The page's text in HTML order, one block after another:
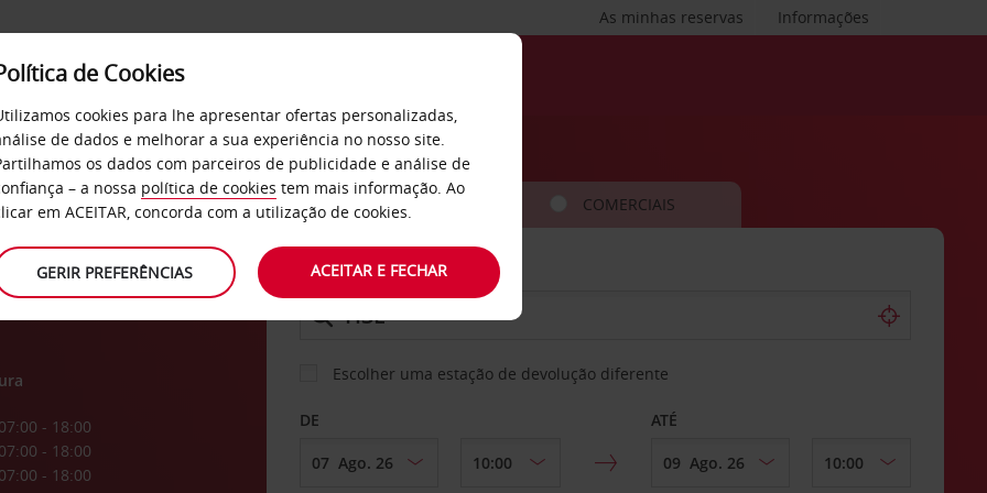
Informações
As minhas reservas
SERVIÇOS EMPRESAS
07:00 - 18:00
07:00 - 18:00
07:00 - 18:00
CARRO COMERCIAIS
LEVANTAR EM
Escolher uma estação de devolução diferente
DE ATÉ
de Cookies
cookies para lhe apresentar ofertas personalizadas,
de dados e melhorar a sua experiência no nosso site.
os dados com parceiros de publicidade e análise de
– a nossa política de cookies tem mais informação. Ao
em ACEITAR, concorda com a utilização de cookies.
GERIR PREFERÊNCIAS ACEITAR E FECHAR